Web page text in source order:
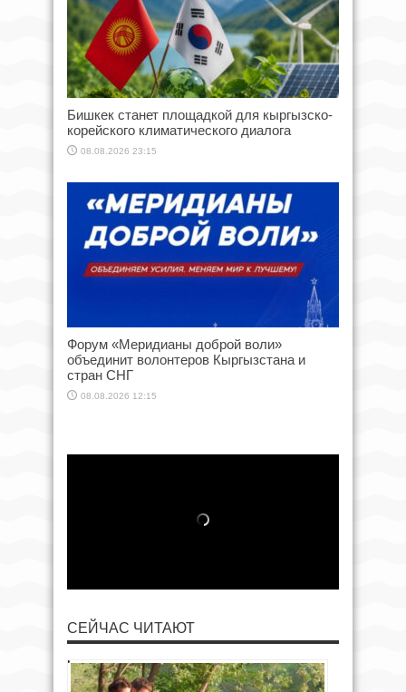
Бишкек станет площадкой для кыргызско-
корейского климатического диалога
08.08.2026 23:15
Форум «Меридианы доброй воли»
объединит волонтеров Кыргызстана и
стран СНГ
08.08.2026 12:15
СЕЙЧАС ЧИТАЮТ